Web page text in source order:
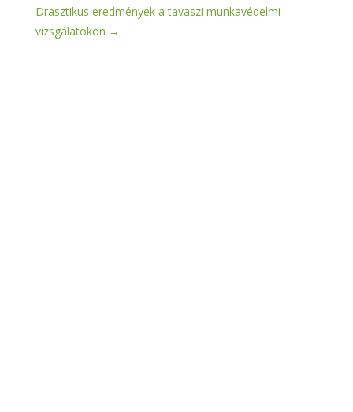
Drasztikus eredmények a tavaszi munkavédelmi
vizsgálatokon →